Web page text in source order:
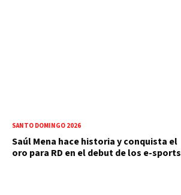
SANTO DOMINGO 2026
Saúl Mena hace historia y conquista el
oro para RD en el debut de los e-sports